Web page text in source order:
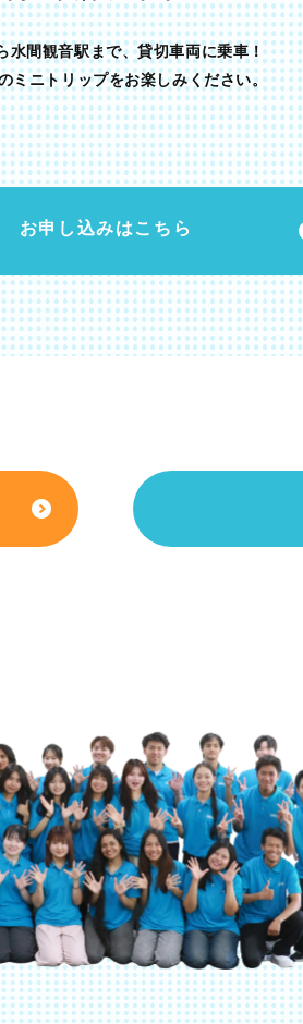
水間観音駅まで、貸切車両に乗車！
ミニトリップをお楽しみください。
お申し込みはこちら